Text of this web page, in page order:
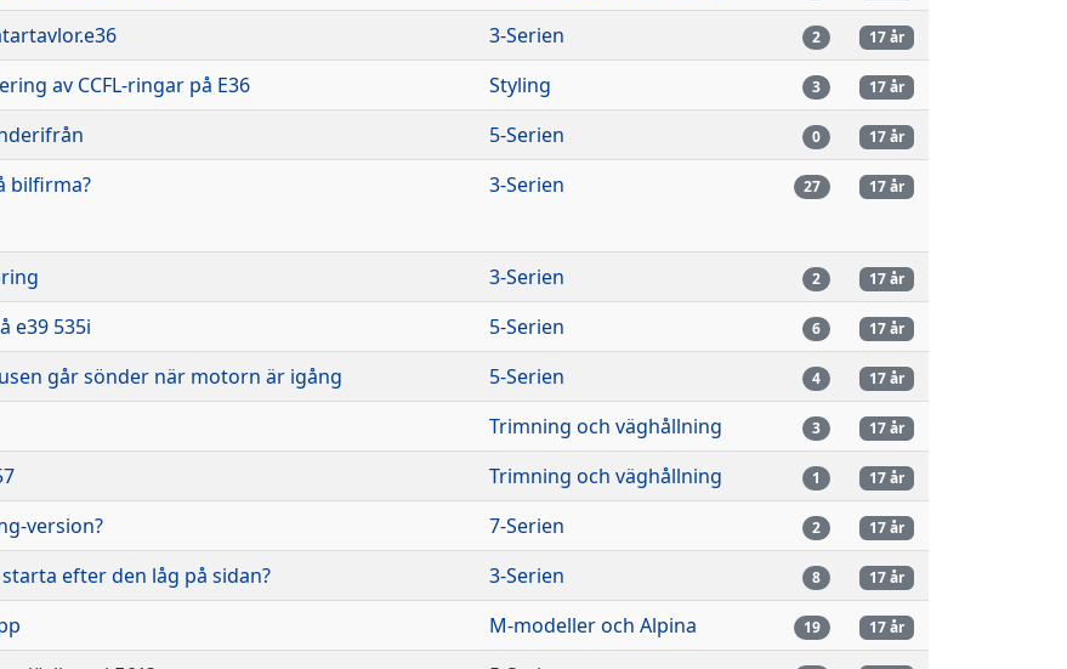
3-Serien 2 17 år
av CCFL-ringar på E36 Styling 3 17 år
5-Serien 0 17 år
bilfirma? 3-Serien 27 17 år
3-Serien 2 17 år
e39 535i 5-Serien 6 17 år
går sönder när motorn är igång 5-Serien 4 17 år
Trimning och väghållning 3 17 år
Trimning och väghållning 1 17 år
version? 7-Serien 2 17 år
efter den låg på sidan? 3-Serien 8 17 år
M-modeller och Alpina 19 17 år